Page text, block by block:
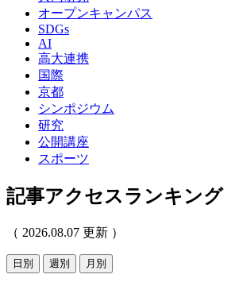
オープンキャンパス
SDGs
AI
高大連携
国際
京都
シンポジウム
研究
公開講座
スポーツ
記事アクセスランキング
（ 2026.08.07 更新 ）
日別 週別 月別